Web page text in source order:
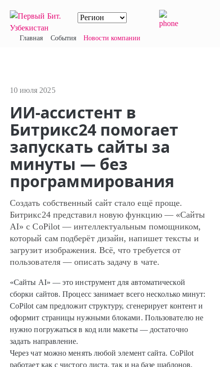
Главная События Новости компании
10 июля 2025
ИИ-ассистент в
Битрикс24 помогает
запускать сайты за
минуты — без
программирования
Создать собственный сайт стало ещё проще.
Битрикс24 представил новую функцию — «Сайты
AI» с CoPilot — интеллектуальным помощником,
который сам подберёт дизайн, напишет тексты и
загрузит изображения. Всё, что требуется от
пользователя — описать задачу в чате.
«Сайты AI» — это инструмент для автоматической
сборки сайтов. Процесс занимает всего несколько минут:
CoPilot сам предложит структуру, сгенерирует контент и
оформит страницы нужными блоками. Пользователю не
нужно погружаться в код или макеты — достаточно
задать направление.
Через чат можно менять любой элемент сайта. CoPilot
работает как с чистого листа, так и на базе шаблонов.